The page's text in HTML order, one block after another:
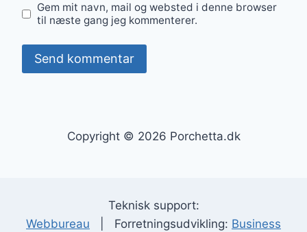
Gem mit navn, mail og websted i denne browser
til næste gang jeg kommenterer.
Copyright © 2026 Porchetta.dk
Teknisk support:
Webbureau | Forretningsudvikling: Business